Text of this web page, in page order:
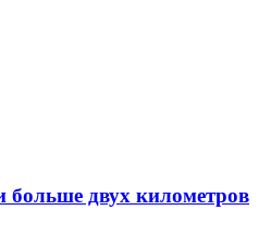
больше двух километров